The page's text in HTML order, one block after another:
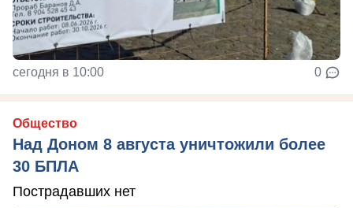
сегодня в 10:00 0
Общество
Над Доном 8 августа уничтожили более
30 БПЛА
Пострадавших нет